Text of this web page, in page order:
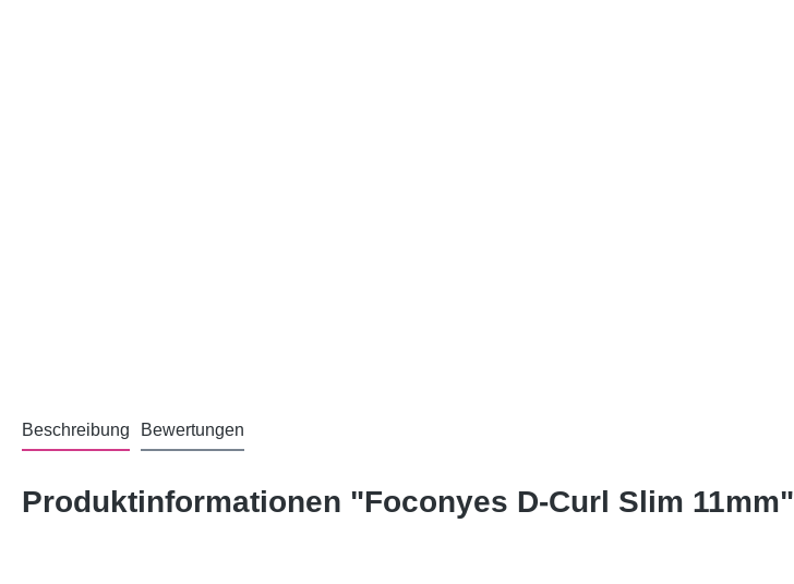
Beschreibung Bewertungen
Produktinformationen "Foconyes D-Curl Slim 11mm"